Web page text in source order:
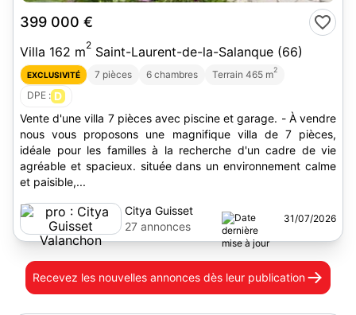
399 000 €
Villa 162 m2 Saint-Laurent-de-la-Salanque (66)
EXCLUSIVITÉ 7 pièces 6 chambres Terrain 465 m2
DPE : D
Vente d'une villa 7 pièces avec piscine et garage. - À vendre
nous vous proposons une magnifique villa de 7 pièces,
idéale pour les familles à la recherche d'un cadre de vie
agréable et spacieux. située dans un environnement calme
et paisible,...
Citya Guisset
Valanchon
27 annonces
31/07/2026
Recevez les nouvelles annonces dès leur publication